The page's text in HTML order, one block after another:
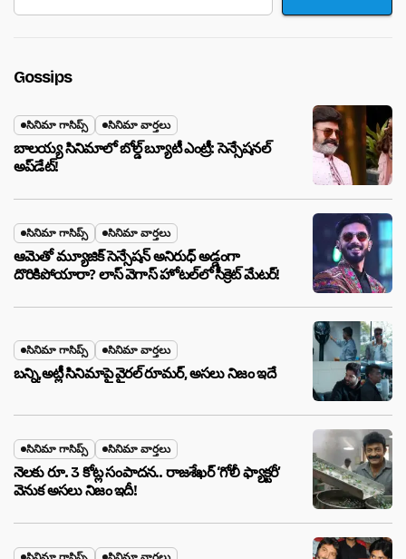
Gossips
సినిమా గాసిప్స్ సినిమా వార్తలు
బాలయ్య సినిమాలో బోల్డ్ బ్యూటీ ఎంట్రీ: సెన్సేషనల్
అప్‌డేట్!
సినిమా గాసిప్స్ సినిమా వార్తలు
ఆమెతో మ్యూజిక్ సెన్సేషన్ అనిరుధ్ అడ్డంగా
దొరికిపోయారా? లాస్ వెగాస్ హోటల్‌లో సీక్రెట్ మేటర్!
సినిమా గాసిప్స్ సినిమా వార్తలు
బన్ని,అట్లీ సినిమాపై వైరల్ రూమర్, అసలు నిజం ఇదే
సినిమా గాసిప్స్ సినిమా వార్తలు
నెలకు రూ. 3 కోట్ల సంపాదన.. రాజశేఖర్ ‘గోలీ ఫ్యాక్టరీ’
వెనుక అసలు నిజం ఇదీ!